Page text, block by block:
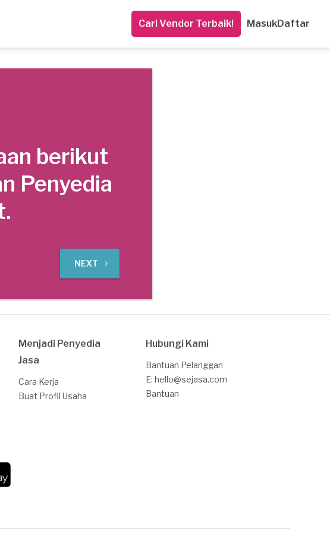
Cari Vendor Terbaik! MasukDaftar
berikut
Penyedia
NEXT
Menjadi Penyedia
Jasa
Cara Kerja
Buat Profil Usaha
Hubungi Kami
Bantuan Pelanggan
E: hello@sejasa.com
Bantuan